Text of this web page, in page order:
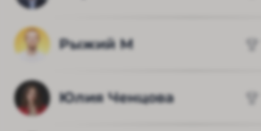
Рыжий М
Юлия Ченцова